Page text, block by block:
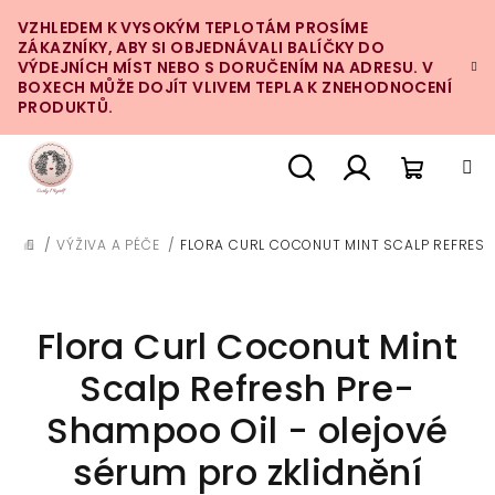
na
obsah
VZHLEDEM K VYSOKÝM TEPLOTÁM PROSÍME
ZÁKAZNÍKY, ABY SI OBJEDNÁVALI BALÍČKY DO
VÝDEJNÍCH MÍST NEBO S DORUČENÍM NA ADRESU. V
BOXECH MŮŽE DOJÍT VLIVEM TEPLA K ZNEHODNOCENÍ
PRODUKTŮ.
DOMŮ
/ VÝŽIVA A PÉČE / FLORA CURL COCONUT MINT SCALP
Flora Curl Coconut Mint
Scalp Refresh Pre-
Shampoo Oil - olejové
sérum pro zklidnění